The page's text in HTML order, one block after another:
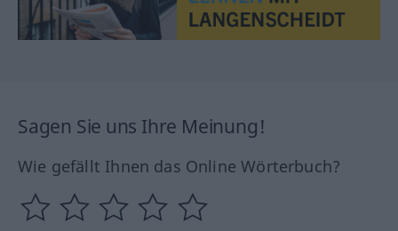
Sagen Sie uns Ihre Meinung!
Wie gefällt Ihnen das Online Wörterbuch?